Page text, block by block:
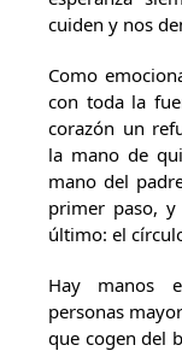
cuiden y nos
Como
con toda la
corazón un
la mano de
mano del
primer paso,
último: el
Hay manos
personas
que cogen del